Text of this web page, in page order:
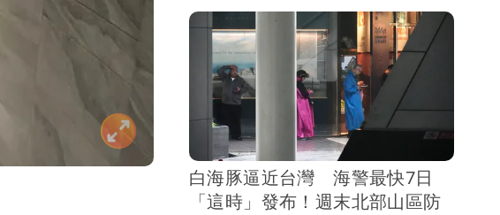
然來自水果，但如果長期大量飲用，對健
康未必比較有利，甚至可能與未來高血壓
風險增加有關。
白海豚逼近台灣 海警最快7日
「這時」發布！週末北部山區防